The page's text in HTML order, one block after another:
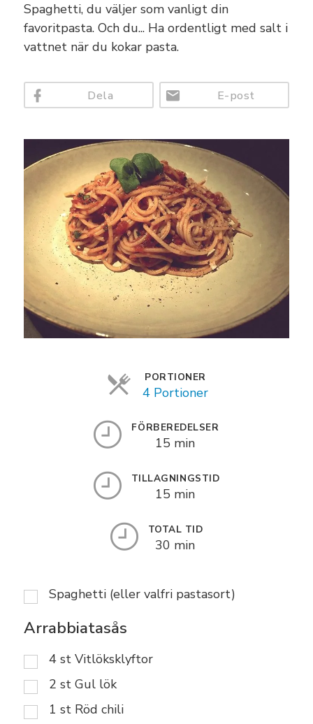
Tips
Lägg till
Kockprofil
Matnytt
Spaghetti, du väljer som vanligt din
favoritpasta. Och du... Ha ordentligt med salt i
vattnet när du kokar pasta.
Dela E-post
PORTIONER
4 Portioner
FÖRBEREDELSER
15 min
TILLAGNINGSTID
15 min
TOTAL TID
30 min
Spaghetti (eller valfri pastasort)
Arrabbiatasås
4 st Vitlöksklyftor
2 st Gul lök
1 st Röd chili